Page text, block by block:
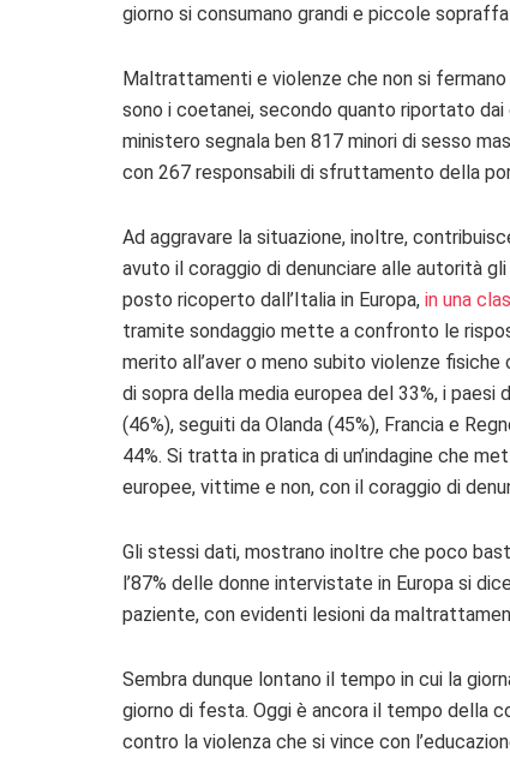
giorno si consumano grandi e piccole
Maltrattamenti e violenze che non si
sono i coetanei, secondo quanto riportato
ministero segnala ben 817 minori di sesso
con 267 responsabili di sfruttamento della
Ad aggravare la situazione, inoltre,
avuto il coraggio di denunciare alle autorità
posto ricoperto dall’Italia in Europa, in una
tramite sondaggio mette a confronto le
merito all’aver o meno subito violenze fisiche
di sopra della media europea del 33%, i paesi
(46%), seguiti da Olanda (45%), Francia e
44%. Si tratta in pratica di un’indagine che
europee, vittime e non, con il coraggio di
Gli stessi dati, mostrano inoltre che poco
l’87% delle donne intervistate in Europa si
paziente, con evidenti lesioni da
Sembra dunque lontano il tempo in cui la
giorno di festa. Oggi è ancora il tempo della
contro la violenza che si vince con